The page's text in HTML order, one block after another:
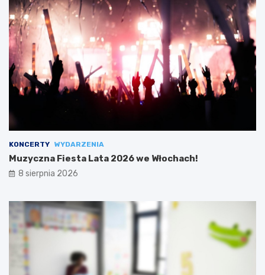
KONCERTY WYDARZENIA
Muzyczna Fiesta Lata 2026 we Włochach!
8 sierpnia 2026